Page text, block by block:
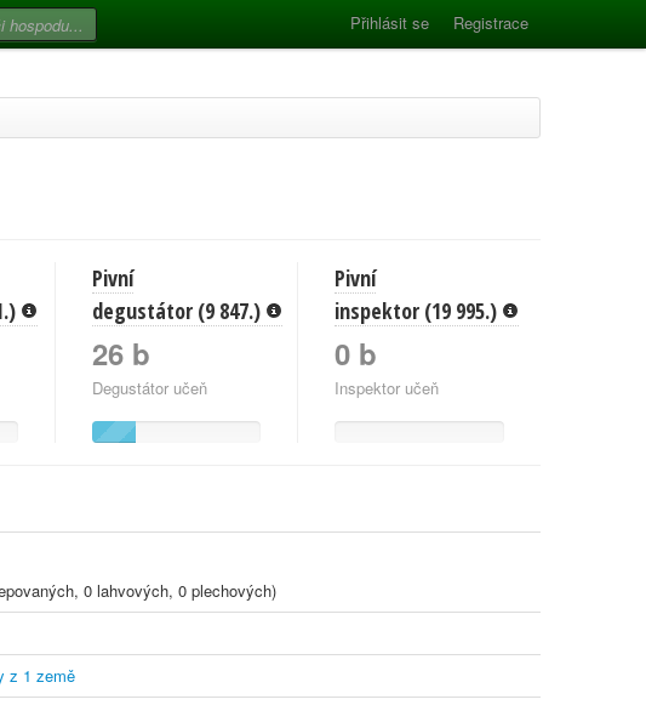
Přihlásit se Registrace
Pivní
degustátor (9 847.)
26 b
Degustátor učeň
Pivní
inspektor (19 995.)
0 b
Inspektor učeň
0 lahvových, 0 plechových)
z 1 země